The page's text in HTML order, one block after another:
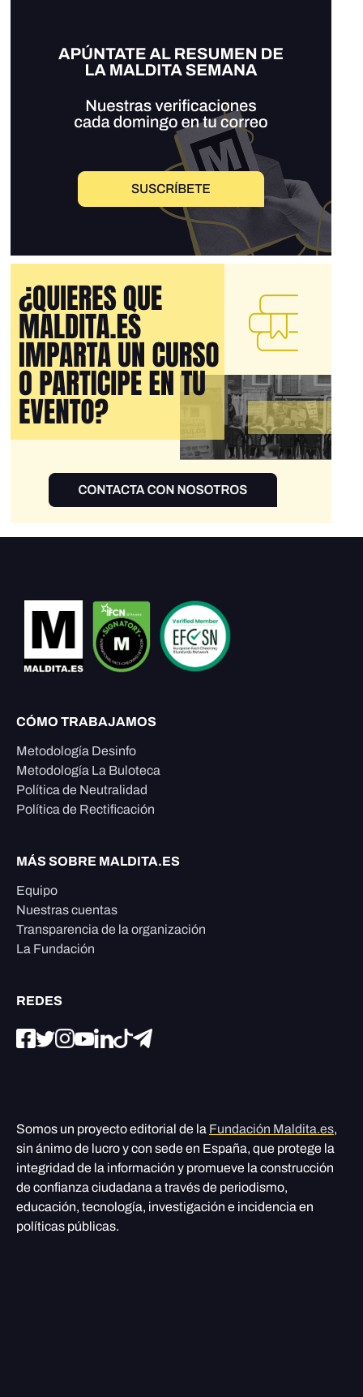
CÓMO TRABAJAMOS
Metodología Desinfo
Metodología La Buloteca
Política de Neutralidad
Política de Rectificación
MÁS SOBRE MALDITA.ES
Equipo
Nuestras cuentas
Transparencia de la organización
La Fundación
REDES
Somos un proyecto editorial de la Fundación Maldita.es,
sin ánimo de lucro y con sede en España, que protege la
integridad de la información y promueve la construcción
de confianza ciudadana a través de periodismo,
educación, tecnología, investigación e incidencia en
políticas públicas.